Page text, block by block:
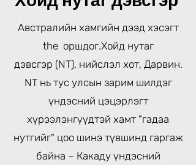
Австралийн хамгийн дээд хэсэгт
the оршдог.Хойд нутаг
дэвсгэр (NT), нийслэл хот, Дарвин.
NT нь тус улсын зарим шилдэг
үндэсний цэцэрлэгт
хүрээлэнгүүдтэй хамт "гадаа
нутгийг" цоо шинэ түвшинд гаргаж
байна – Какаду үндэсний